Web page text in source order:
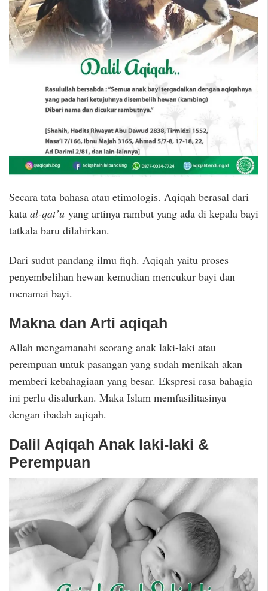
Secara tata bahasa atau etimologis. Aqiqah berasal dari
kata al-qat’u yang artinya rambut yang ada di kepala bayi
tatkala baru dilahirkan.
Dari sudut pandang ilmu fiqh. Aqiqah yaitu proses
penyembelihan hewan kemudian mencukur bayi dan
menamai bayi.
Makna dan Arti aqiqah
Allah mengamanahi seorang anak laki-laki atau
perempuan untuk pasangan yang sudah menikah akan
memberi kebahagiaan yang besar. Ekspresi rasa bahagia
ini perlu disalurkan. Maka Islam memfasilitasinya
dengan ibadah aqiqah.
Dalil Aqiqah Anak laki-laki &
Perempuan